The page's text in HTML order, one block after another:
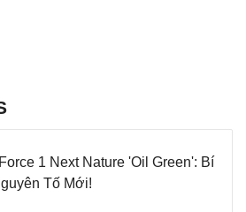
1 Next Nature 'Oil Green': Bí
Tố Mới!